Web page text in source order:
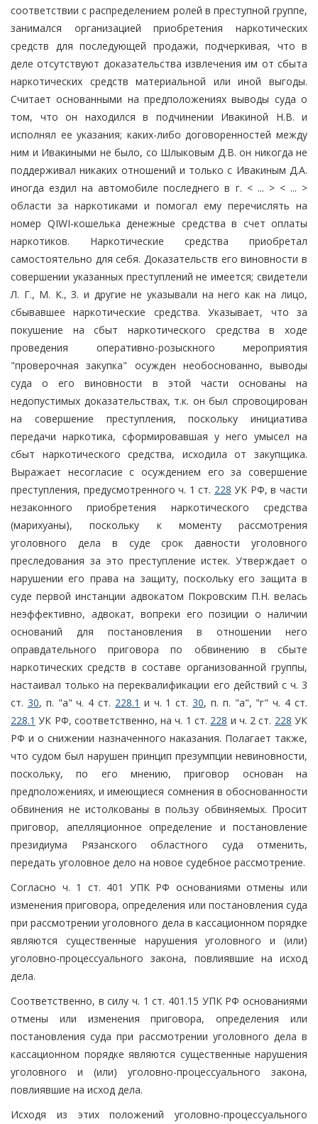
соответствии с распределением ролей в преступной группе,
занимался организацией приобретения наркотических
средств для последующей продажи, подчеркивая, что в
деле отсутствуют доказательства извлечения им от сбыта
наркотических средств материальной или иной выгоды.
Считает основанными на предположениях выводы суда о
том, что он находился в подчинении Ивакиной Н.В. и
исполнял ее указания; каких-либо договоренностей между
ним и Ивакиными не было, со Шлыковым Д.В. он никогда не
поддерживал никаких отношений и только с Ивакиным Д.А.
иногда ездил на автомобиле последнего в г. < ... > < ... >
области за наркотиками и помогал ему перечислять на
номер QIWI-кошелька денежные средства в счет оплаты
наркотиков. Наркотические средства приобретал
самостоятельно для себя. Доказательств его виновности в
совершении указанных преступлений не имеется; свидетели
Л. Г., М. К., З. и другие не указывали на него как на лицо,
сбывавшее наркотические средства. Указывает, что за
покушение на сбыт наркотического средства в ходе
проведения оперативно-розыскного мероприятия
"проверочная закупка" осужден необоснованно, выводы
суда о его виновности в этой части основаны на
недопустимых доказательствах, т.к. он был спровоцирован
на совершение преступления, поскольку инициатива
передачи наркотика, сформировавшая у него умысел на
сбыт наркотического средства, исходила от закупщика.
Выражает несогласие с осуждением его за совершение
преступления, предусмотренного ч. 1 ст. 228 УК РФ, в части
незаконного приобретения наркотического средства
(марихуаны), поскольку к моменту рассмотрения
уголовного дела в суде срок давности уголовного
преследования за это преступление истек. Утверждает о
нарушении его права на защиту, поскольку его защита в
суде первой инстанции адвокатом Покровским П.Н. велась
неэффективно, адвокат, вопреки его позиции о наличии
оснований для постановления в отношении него
оправдательного приговора по обвинению в сбыте
наркотических средств в составе организованной группы,
настаивал только на переквалификации его действий с ч. 3
ст. 30, п. "а" ч. 4 ст. 228.1 и ч. 1 ст.30, п. п. "а", "г" ч. 4 ст.
228.1 УК РФ, соответственно, на ч. 1 ст. 228 и ч. 2 ст. 228 УК
РФ и о снижении назначенного наказания. Полагает также,
что судом был нарушен принцип презумпции невиновности,
поскольку, по его мнению, приговор основан на
предположениях, и имеющиеся сомнения в обоснованности
обвинения не истолкованы в пользу обвиняемых. Просит
приговор, апелляционное определение и постановление
президиума Рязанского областного суда отменить,
передать уголовное дело на новое судебное рассмотрение.
Согласно ч. 1 ст. 401 УПК РФ основаниями отмены или
изменения приговора, определения или постановления суда
при рассмотрении уголовного дела в кассационном порядке
являются существенные нарушения уголовного и (или)
уголовно-процессуального закона, повлиявшие на исход
дела.
Соответственно, в силу ч. 1 ст. 401.15 УПК РФ основаниями
отмены или изменения приговора, определения или
постановления суда при рассмотрении уголовного дела в
кассационном порядке являются существенные нарушения
уголовного и (или) уголовно-процессуального закона,
повлиявшие на исход дела.
Исходя из этих положений уголовно-процессуального